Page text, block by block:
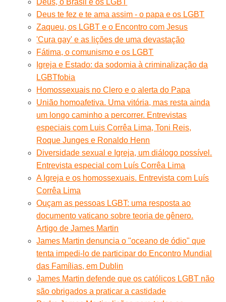
Deus, o Brasil e os LGBT
Deus te fez e te ama assim - o papa e os LGBT
Zaqueu, os LGBT e o Encontro com Jesus
'Cura gay' e as lições de uma devastação
Fátima, o comunismo e os LGBT
Igreja e Estado: da sodomia à criminalização da
LGBTfobia
Homossexuais no Clero e o alerta do Papa
União homoafetiva. Uma vitória, mas resta ainda
um longo caminho a percorrer. Entrevistas
especiais com Luis Corrêa Lima, Toni Reis,
Roque Junges e Ronaldo Henn
Diversidade sexual e Igreja, um diálogo possível.
Entrevista especial com Luís Corrêa Lima
A Igreja e os homossexuais. Entrevista com Luís
Corrêa Lima
Ouçam as pessoas LGBT: uma resposta ao
documento vaticano sobre teoria de gênero.
Artigo de James Martin
James Martin denuncia o "oceano de ódio" que
tenta impedi-lo de participar do Encontro Mundial
das Famílias, em Dublin
James Martin defende que os católicos LGBT não
são obrigados a praticar a castidade